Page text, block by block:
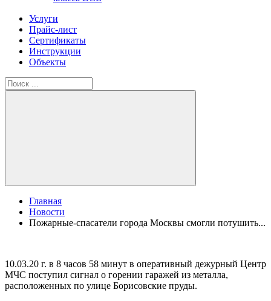
Услуги
Прайс-лист
Сертификаты
Инструкции
Объекты
Главная
Новости
Пожарные-спасатели города Москвы смогли потушить...
10.03.20 г. в 8 часов 58 минут в оперативный дежурный Центр
МЧС поступил сигнал о горении гаражей из металла,
расположенных по улице Борисовские пруды.